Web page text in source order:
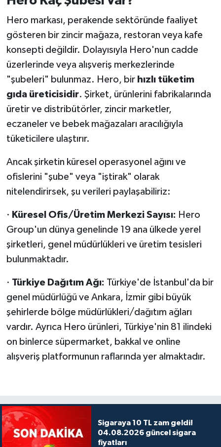
Hero markası, perakende sektöründe faaliyet
gösteren bir zincir mağaza, restoran veya kafe
konsepti değildir. Dolayısıyla Hero'nun cadde
üzerlerinde veya alışveriş merkezlerinde
"şubeleri" bulunmaz. Hero, bir hızlı tüketim
gıda üreticisidir. Şirket, ürünlerini fabrikalarında
üretir ve distribütörler, zincir marketler,
eczaneler ve bebek mağazaları aracılığıyla
tüketicilere ulaştırır.
Ancak şirketin küresel operasyonel ağını ve
ofislerini "şube" veya "iştirak" olarak
nitelendirirsek, şu verileri paylaşabiliriz:
· Küresel Ofis/Üretim Merkezi Sayısı: Hero
Group'un dünya genelinde 19 ana ülkede yerel
şirketleri, genel müdürlükleri ve üretim tesisleri
bulunmaktadır.
· Türkiye Dağıtım Ağı: Türkiye'de İstanbul'da bir
genel müdürlüğü ve Ankara, İzmir gibi büyük
şehirlerde bölge müdürlükleri/dağıtım ağları
vardır. Ayrıca Hero ürünleri, Türkiye'nin 81 ilindeki
on binlerce süpermarket, bakkal ve online
alışveriş platformunun raflarında yer almaktadır.
Sigaraya 10 TL zam geldi!
04.08.2026 güncel sigara
fiyatları